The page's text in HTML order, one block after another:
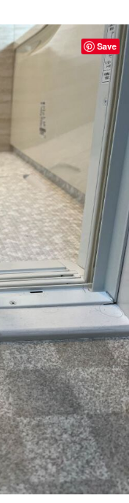
Save